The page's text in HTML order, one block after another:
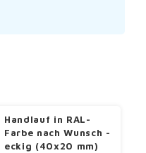
Handlauf in RAL-
Farbe nach Wunsch -
eckig (40x20 mm)